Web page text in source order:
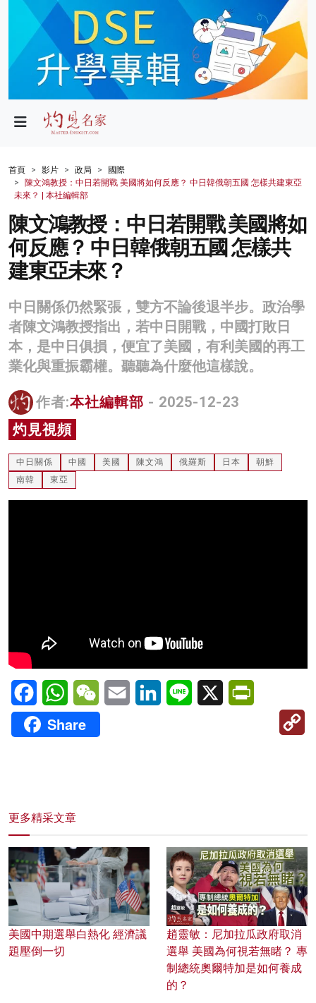
政局
財經
生活
健康
商業
科技
影片
名家榜
灼見活動
關於我們
首頁 影片 政局
國際
陳文鴻教授：中日若開戰 美國將如何反應？ 中日韓俄朝五國 怎樣共建東亞
未來？ | 本社編輯部
陳文鴻教授：中日若開戰 美國將如
何反應？ 中日韓俄朝五國 怎樣共
建東亞未來？
中日關係仍然緊張，雙方不論後退半步。政治學
者陳文鴻教授指出，若中日開戰，中國打敗日
本，是中日俱損，便宜了美國，有利美國的再工
業化與重振霸權。聽聽為什麼他這樣說。
作者:本社編輯部 - 2025-12-23
灼見視頻
中日關係 中國 美國 陳文鴻 俄羅斯 日本
朝鮮
南韓
東亞
FacebookWhatsAppWeChatEmail LinkedInLine X
Share
更多精采文章
美國中期選舉白熱化 經濟議
題壓倒一切
趙靈敏：尼加拉瓜政府取消
選舉 美國為何視若無睹？ 專
制總統奧爾特加是如何養成
的？